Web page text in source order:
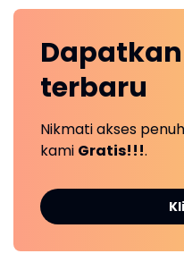
Dapatkan
terbaru
Nikmati akses
kami Gratis!!!.